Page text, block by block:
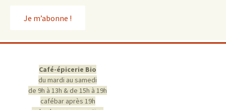
Café-épicerie Bio
du mardi au samedi
de 9h à 13h & de 15h à 19h
cafébar après 19h